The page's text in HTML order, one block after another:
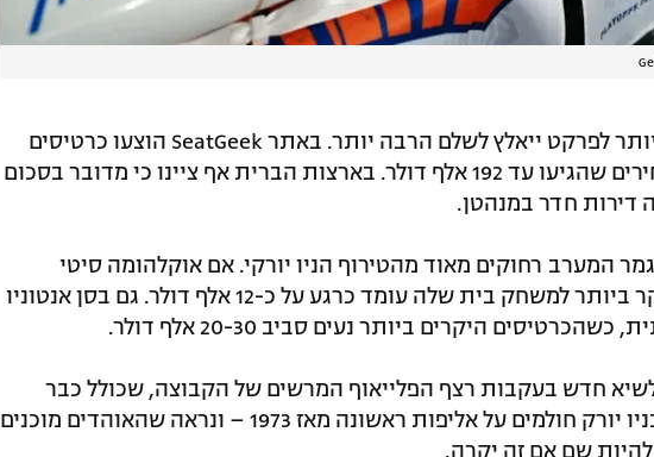
מי שרוצה להתקרב קצת יותר לפרקט ייאלץ לשלם הרבה יותר. באתר SeatGeek הוצעו כרטיסים
מאחורי ספסל הניקס במחירים שהגיעו עד 192 אלף דולר. בארצות הברית אף ציינו כי מדובר בסכום
דירות חדר במנהטן.
המערב רחוקים מאוד מהטירוף הניו יורקי. אם אוקלהומה סיטי
תעפיל לגמר, הכרטיס היקר ביותר למשחק בית שלה עומד כרגע על כ-12 אלף דולר. גם בסן אנטוניו
היקרים ביותר נעים סביב 20-30 אלף דולר.
לשיא חדש בעקבות רצף הפלייאוף המרשים של הקבוצה, שכולל כבר
עשרה ניצחונות רצופים. בניו יורק חולמים על אליפות ראשונה מאז 1973 – ונראה שהאוהדים מוכנים
שם אם זה יקרה.